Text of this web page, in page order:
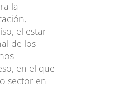
la
el estar
de los
en el que
sector en